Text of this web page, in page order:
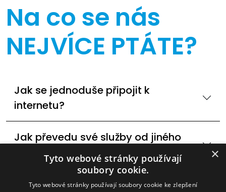
Na co se nás
NEJVÍCE PTÁTE?
Jak se jednoduše připojit k
internetu?
Jak převedu své služby od jiného
poskytovatele internetu?
Dostupné technologie internetového
×
Tyto webové stránky používají
soubory cookie.
Tyto webové stránky používají soubory cookie ke zlepšení